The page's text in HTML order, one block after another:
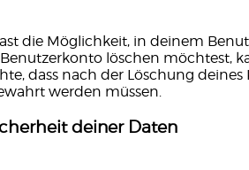
die Möglichkeit, in deinem
löschen möchtest,
dass nach der Löschung
werden müssen.
deiner Daten